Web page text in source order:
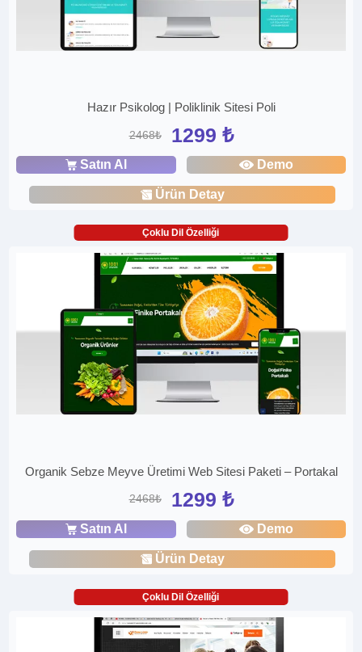
Hazır Psikolog | Poliklinik Sitesi Poli
2468₺ 1299 ₺
Satın Al Demo
Ürün Detay
Çoklu Dil Özelliği
Organik Sebze Meyve Üretimi Web Sitesi Paketi – Portakal
2468₺ 1299 ₺
Satın Al Demo
Ürün Detay
Çoklu Dil Özelliği